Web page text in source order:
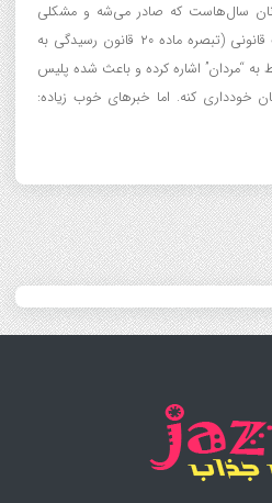
زنان سال‌هاست که صادر می‌شه و مشکلی
نداره. این بحث به خاطر ابهامات قانونی (تبصره ماده ۲۰ قانون رسیدگی به
به “مردان” اشاره کرده و باعث شده پلیس
خودداری کنه. اما خبرهای خوب زیاده: